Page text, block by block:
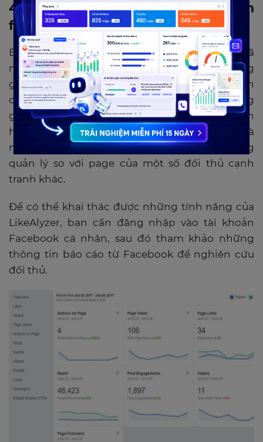
4. Công cụ LikeAlyzer phân tích
fanpage
Bên cạnh những công cụ phân tích fanpage đã
nêu trên thì LikeAlyzer cũng là một trong những
gợi ý giúp nhà quản trị theo dõi được thông tin
chi tiết toàn diện nhất về một fanpage. Cũng
giống như những công cụ khác, LikeAlyzer tích
hợp khả năng so sánh tình hình hoạt động và
mức độ phát triển fanpage của chính bạn đang
quản lý so với page của một số đối thủ cạnh
tranh khác.
Để có thể khai thác được những tính năng của
LikeAlyzer, bạn cần đăng nhập vào tài khoản
Facebook cá nhân, sau đó tham khảo những
thông tin báo cáo từ Facebook để nghiên cứu
đối thủ.